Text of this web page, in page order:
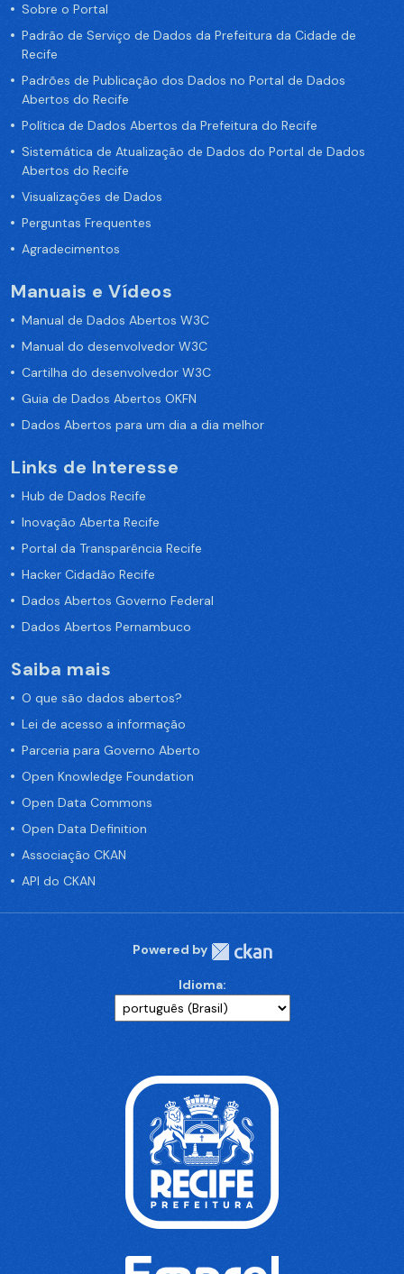
Sobre o Portal
Padrão de Serviço de Dados da Prefeitura da Cidade de
Recife
Padrões de Publicação dos Dados no Portal de Dados
Abertos do Recife
Política de Dados Abertos da Prefeitura do Recife
Sistemática de Atualização de Dados do Portal de Dados
Abertos do Recife
Visualizações de Dados
Perguntas Frequentes
Agradecimentos
Manuais e Vídeos
Manual de Dados Abertos W3C
Manual do desenvolvedor W3C
Cartilha do desenvolvedor W3C
Guia de Dados Abertos OKFN
Dados Abertos para um dia a dia melhor
Links de Interesse
Hub de Dados Recife
Inovação Aberta Recife
Portal da Transparência Recife
Hacker Cidadão Recife
Dados Abertos Governo Federal
Dados Abertos Pernambuco
Saiba mais
O que são dados abertos?
Lei de acesso a informação
Parceria para Governo Aberto
Open Knowledge Foundation
Open Data Commons
Open Data Definition
Associação CKAN
API do CKAN
Powered by
Idioma